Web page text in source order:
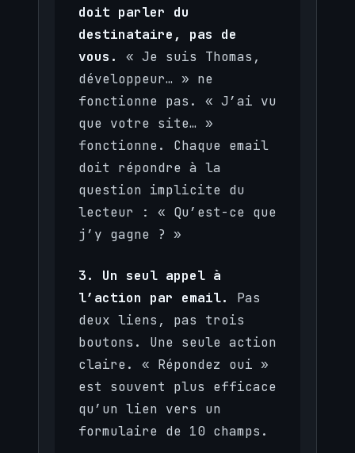
doit parler du
destinataire, pas de
vous.
« Je suis Thomas,
développeur… » ne
fonctionne pas. « J’ai vu
que votre site… »
fonctionne. Chaque email
doit répondre à la
question implicite du
lecteur : « Qu’est-ce que
j’y gagne ? »
3. Un seul appel à
l’action par email.
Pas
deux liens, pas trois
boutons. Une seule action
claire. « Répondez oui »
est souvent plus efficace
qu’un lien vers un
formulaire de 10 champs.